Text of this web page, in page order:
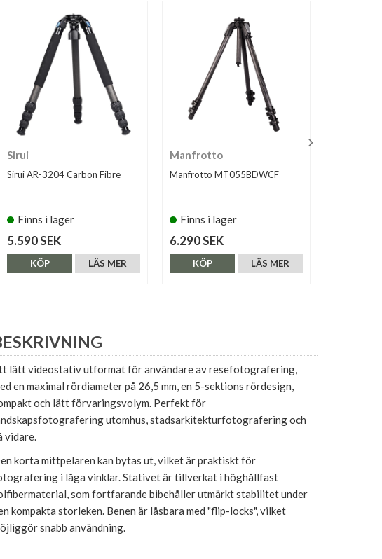
Sirui
Sirui AR-3204 Carbon Fibre
Finns i lager
5.590 SEK
LÄS MER
KÖP
Manfrotto
Manfrotto MT055BDWCF
Finns i lager
6.290 SEK
LÄS MER
KÖP
lätt videostativ utformat för användare av resefotografering,
en maximal rördiameter på 26,5 mm, en 5-sektions rördesign,
och lätt förvaringsvolym. Perfekt för
utomhus, stadsarkitekturfotografering och
vidare.
korta mittpelaren kan bytas ut, vilket är praktiskt för
i låga vinklar. Stativet är tillverkat i höghållfast
som fortfarande bibehåller utmärkt stabilitet under
kompakta storleken. Benen är låsbara med "flip-locks", vilket
snabb användning.